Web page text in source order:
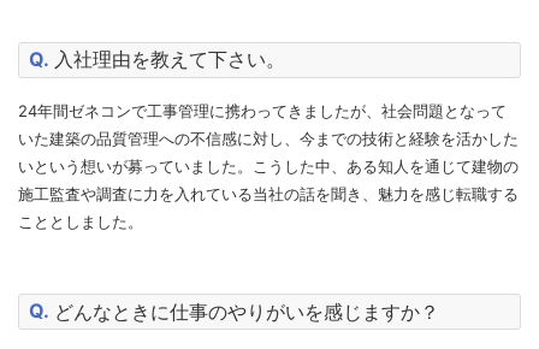
入社理由を教えて下さい。
24年間ゼネコンで工事管理に携わってきましたが、社会問題となって
いた建築の品質管理への不信感に対し、今までの技術と経験を活かした
いという想いが募っていました。こうした中、ある知人を通じて建物の
施工監査や調査に力を入れている当社の話を聞き、魅力を感じ転職する
こととしました。
どんなときに仕事のやりがいを感じますか？